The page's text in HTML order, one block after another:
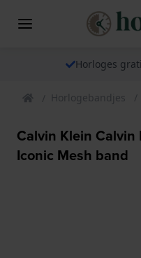
Horloges
Horlogebandjes
Calvin Klein
Iconic Mesh band